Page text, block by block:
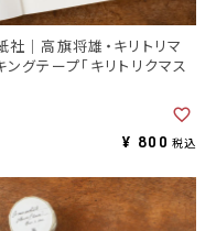
社｜高旗将雄・キリトリマ
ングテープ「キリトリクマス
¥ 800 税込